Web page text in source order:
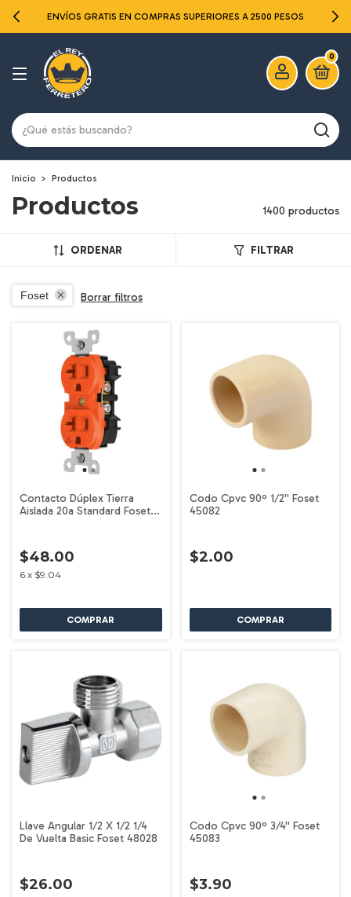
ENVÍOS GRATIS EN COMPRAS SUPERIORES A 2500 PESOS
0
Inicio > Productos
Productos 1400 productos
ORDENAR FILTRAR
Foset Borrar filtros
Contacto Dúplex Tierra
Aislada 20a Standard Foset
$48.00
6 x $9.04
Codo Cpvc 90º 1/2'' Foset
45082
$2.00
Llave Angular 1/2 X 1/2 1/4
De Vuelta Basic Foset 48028
$26.00
Codo Cpvc 90º 3/4'' Foset
45083
$3.90